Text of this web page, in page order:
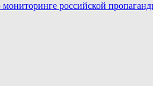
мониторинге российской